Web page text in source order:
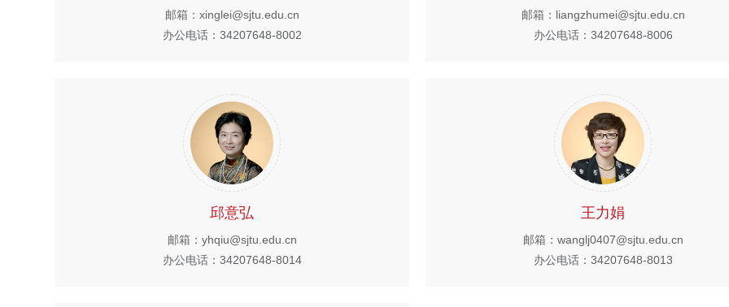
邮箱：xinglei@sjtu.edu.cn
办公电话：34207648-8002
邮箱：liangzhumei@sjtu.edu.cn
办公电话：34207648-8006
邱意弘
邮箱：yhqiu@sjtu.edu.cn
办公电话：34207648-8014
王力娟
邮箱：wanglj0407@sjtu.edu.cn
办公电话：34207648-8013